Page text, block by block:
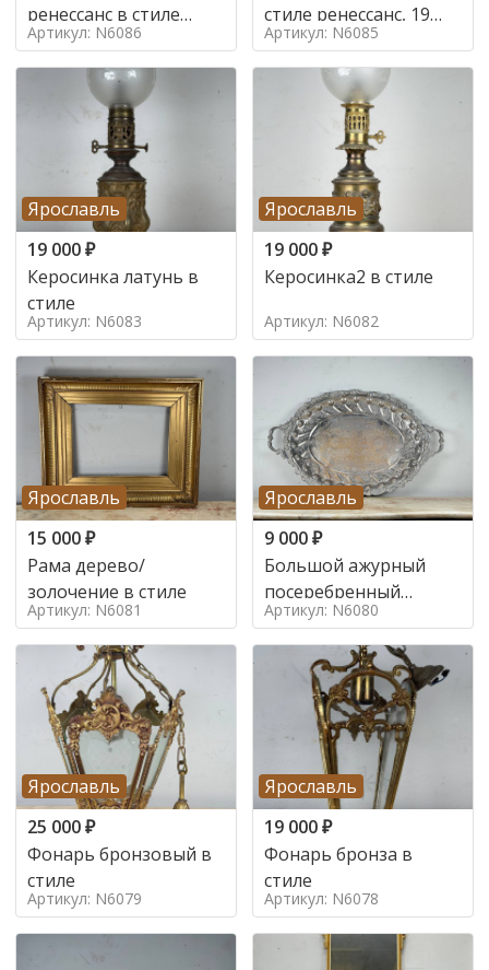
ренессанс в стиле
ренессанс,
Артикул: N6086
стиле ренессанс, 19
век
Артикул: N6085
Ярославль
19 000₽
Керосинка латунь в
стиле
Артикул: N6083
Ярославль
19 000₽
Керосинка2 в стиле
Артикул: N6082
Ярославль
15 000₽
Рама дерево/
золочение в стиле
Артикул: N6081
Ярославль
9 000₽
Большой ажурный
посеребренный
поднос в стиле
Артикул: N6080
Ярославль
25 000₽
Фонарь бронзовый в
стиле
Артикул: N6079
Ярославль
19 000₽
Фонарь бронза в
стиле
Артикул: N6078